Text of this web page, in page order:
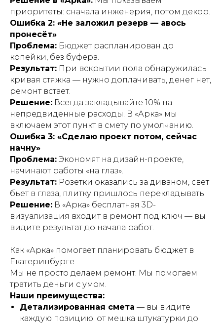
приоритеты: сначала инженерия, потом декор.
Ошибка 2: «Не заложил резерв — авось
пронесёт»
Проблема: Бюджет распланирован до
копейки, без буфера.
Результат: При вскрытии пола обнаружилась
кривая стяжка — нужно доплачивать, денег нет,
ремонт встает.
Решение: Всегда закладывайте 10% на
непредвиденные расходы. В «Арка» мы
включаем этот пункт в смету по умолчанию.
Ошибка 3: «Сделаю проект потом, сейчас
начну»
Проблема: Экономят на дизайн-проекте,
начинают работы «на глаз».
Результат: Розетки оказались за диваном, свет
бьет в глаза, плитку пришлось перекладывать.
Решение: В «Арка» бесплатная 3D-
визуализация входит в ремонт под ключ — вы
видите результат до начала работ.
Как «Арка» помогает планировать бюджет в
Екатеринбурге
Мы не просто делаем ремонт. Мы помогаем
тратить деньги с умом.
Наши преимущества:
Детализированная смета — вы видите
каждую позицию: от мешка штукатурки до